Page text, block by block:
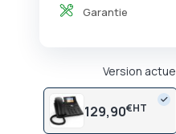
Garantie
Version
129,90€